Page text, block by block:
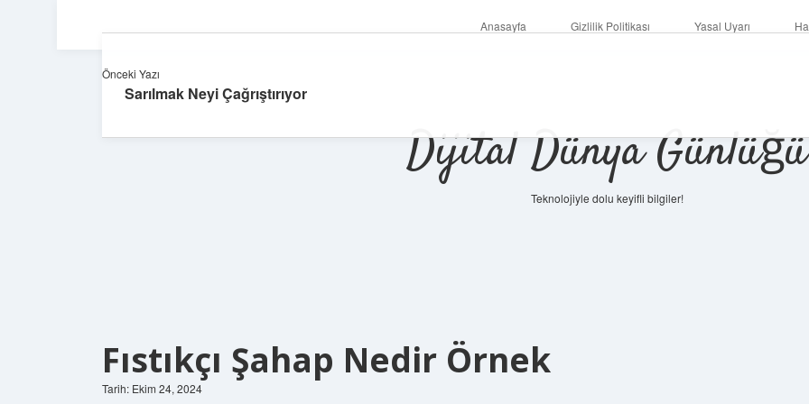
Anasayfa Gizlilik Politikası Yasal Uyarı
Dijital Dünya Günlüğü
Teknolojiyle dolu keyifli bilgiler!
Fıstıkçı Şahap Nedir Örnek
Tarih: Ekim 24, 2024
Önceki Yazı
Sarılmak Neyi Çağrıştırıyor